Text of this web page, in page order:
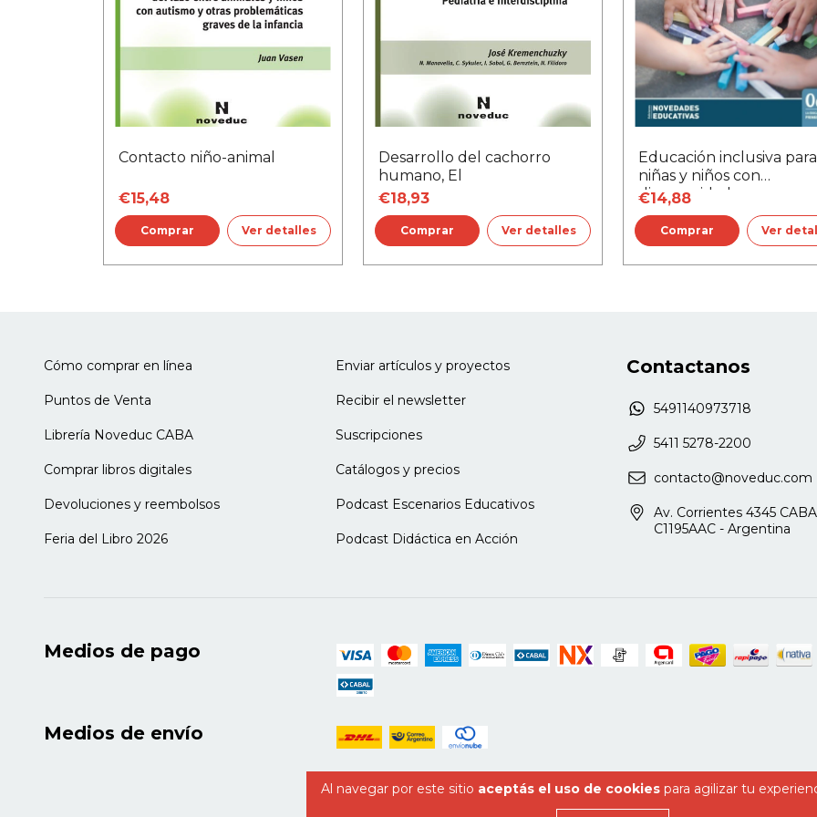
Al navegar por este sitio aceptás el uso de cookiespara agilizar tu
Contacto niño-animal
€15,48
Ver detalles
Desarrollo del cachorro
humano, El
€18,93
Ver detalles
Educación inclusiva para
niñas y niños con
discapacidades
€14,88
Ver
Cómo comprar en línea
Puntos de Venta
Librería Noveduc CABA
Comprar libros digitales
Devoluciones y reembolsos
Feria del Libro 2026
Enviar artículos y proyectos
Recibir el newsletter
Suscripciones
Catálogos y precios
Podcast Escenarios Educativos
Podcast Didáctica en Acción
Contactanos
5491140973718
5411 5278-2200
contacto@noveduc.com
Av. Corrientes 4345
C1195AAC - Argentina
Medios de pago
Medios de envío